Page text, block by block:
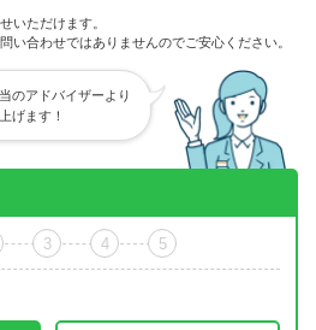
いただけます。
い合わせではありませんのでご安心ください。
のアドバイザーより
げます！
3 4 5